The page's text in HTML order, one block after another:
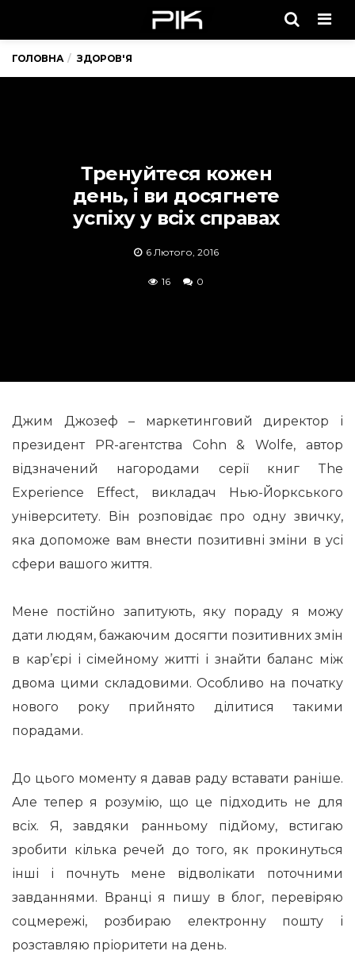
ГОЛОВНА ЗДОРОВ'Я
Тренуйтеся кожен
день, і ви досягнете
успіху у всіх справах
6 Лютого, 2016
16 0
Джим Джозеф – маркетинговий директор і
президент PR-агентства Cohn & Wolfe, автор
відзначений нагородами серії книг The
Experience Effect, викладач Нью-Йоркського
університету. Він розповідає про одну звичку,
яка допоможе вам внести позитивні зміни в усі
сфери вашого життя.
Мене постійно запитують, яку пораду я можу
дати людям, бажаючим досягти позитивних змін
в кар’єрі і сімейному житті і знайти баланс між
двома цими складовими. Особливо на початку
нового року прийнято ділитися такими
порадами.
До цього моменту я давав раду вставати раніше.
Але тепер я розумію, що це підходить не для
всіх. Я, завдяки ранньому підйому, встигаю
зробити кілька речей до того, як прокинуться
інші і почнуть мене відволікати поточними
завданнями. Вранці я пишу в блог, перевіряю
соцмережі, розбираю електронну пошту і
розставляю пріоритети на день.